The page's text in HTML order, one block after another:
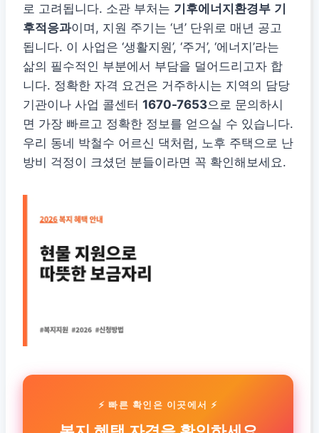
로 고려됩니다. 소관 부처는 기후에너지환경부 기
후적응과이며, 지원 주기는 ‘년’ 단위로 매년 공고
됩니다. 이 사업은 ‘생활지원’, ‘주거’, ‘에너지’라는
삶의 필수적인 부분에서 부담을 덜어드리고자 합
니다. 정확한 자격 요건은 거주하시는 지역의 담당
기관이나 사업 콜센터 1670-7653으로 문의하시
면 가장 빠르고 정확한 정보를 얻으실 수 있습니다.
우리 동네 박철수 어르신 댁처럼, 노후 주택으로 난
방비 걱정이 크셨던 분들이라면 꼭 확인해보세요.
⚡ 빠른 확인은 이곳에서 ⚡